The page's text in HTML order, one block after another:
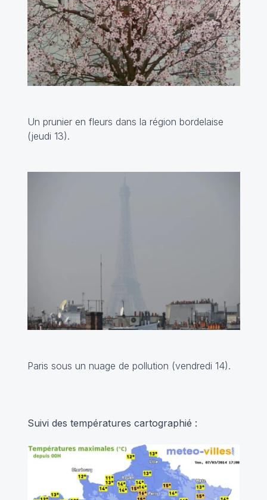
Un prunier en fleurs dans la région bordelaise
(jeudi 13).
Paris sous un nuage de pollution (vendredi 14).
Suivi des températures cartographié :